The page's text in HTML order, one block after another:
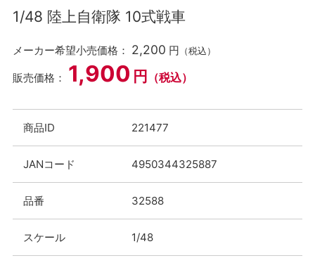
1/48 陸上自衛隊 10式戦車
メーカー希望小売価格： 2,200 円 （税込）
販売価格： 1,900 円 （税込）
商品ID 221477
JANコード 4950344325887
品番 32588
スケール 1/48